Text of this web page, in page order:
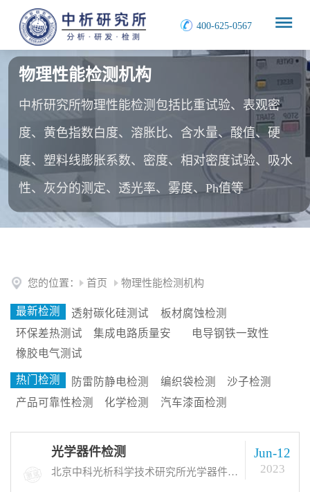
400-625-0567
物理性能检测机构
中析研究所物理性能检测包括比重试验、表观密
度、黄色指数白度、溶胀比、含水量、酸值、硬
度、塑料线膨胀系数、密度、相对密度试验、吸水
性、灰分的测定、透光率、雾度、Ph值等
您的位置： 首页 物理性能检测机构
最新检测 透射碳化硅测试
板材腐蚀检测
环保差热测试
集成电路质量安
电导钢铁一致性
橡胶电气测试
热门检测 防雷防静电检测 编织袋检测
沙子检测
产品可靠性检测
化学检测 汽车漆面检测
光学器件检测
北京中科光析科学技术研究所光学器件检测标准：GB/T 16530-1996、等，可进行光电子元器件、望远镜等各种样品透过率、反射率、折射率、散射率、色差、色温的分析测试服务。检测周期：常规到样后7-15个工作日出具试验报告。
Jun-12
2023